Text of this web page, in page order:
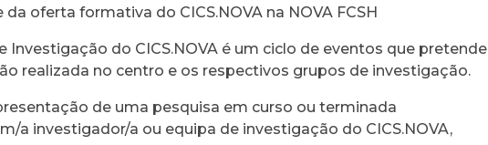
oferta formativa do CICS.NOVA na NOVA FCSH
Investigação do CICS.NOVA é um ciclo de eventos que pretende
realizada no centro e os respectivos grupos de investigação.
de uma pesquisa em curso ou terminada
a investigador/a ou equipa de investigação do CICS.NOVA,